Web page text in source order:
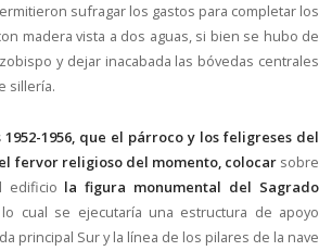
sufragar los gastos para completar los
madera vista a dos aguas, si bien se hubo de
y dejar inacabada las bóvedas centrales
sillería.
1952-1956, que el párroco y los feligreses del
fervor religioso del momento, colocarsobre
edificio la figura monumental del Sagrado
cual se ejecutaría una estructura de apoyo
principal Sur y la línea de los pilares de la nave